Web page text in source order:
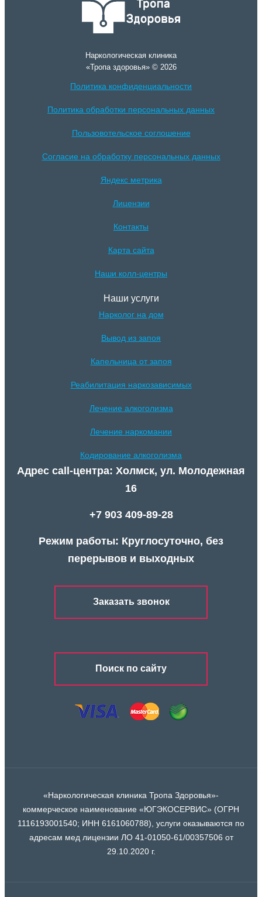
Наркологическая клиника
«Тропа здоровья» © 2026
Политика конфиденциальности
Политика обработки персональных данных
Пользовотельское соглошение
Согласие на обработку персональных данных
Яндекс метрика
Лицензии
Контакты
Карта сайта
Наши колл-центры
Наши услуги
Нарколог на дом
Вывод из запоя
Капельница от запоя
Реабилитация наркозависимых
Лечение алкоголизма
Лечение наркомании
Кодирование алкоголизма
Адрес call-центра: Холмск, ул. Молодежная
16
+7 903 409-89-28
Режим работы: Круглосуточно, без
перерывов и выходных
Заказать звонок
Поиск по сайту
«Наркологическая клиника Тропа Здоровья»-
коммерческое наименование «ЮГЭКОСЕРВИС» (ОГРН
1116193001540; ИНН 6161060788), услуги оказываются по
адресам мед лицензии ЛО 41-01050-61/00357506 от
29.10.2020 г.